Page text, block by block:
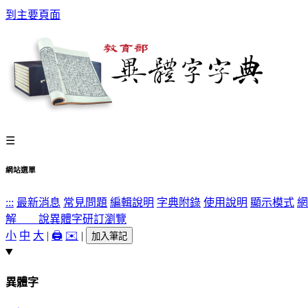
到主要頁面
☰
網站選單
::: 最新消息 常見問題 編輯說明 字典附錄 使用說明 顯示模式
解 說異體字研訂瀏覽
小 中 大 | 🖨️ ✉️ | 加入筆記
異體字